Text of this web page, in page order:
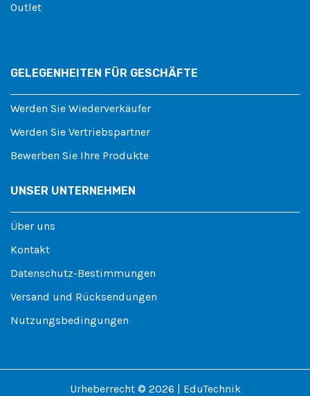
Outlet
GELEGENHEITEN FÜR GESCHÄFTE
Werden Sie Wiederverkäufer
Werden Sie Vertriebspartner
Bewerben Sie Ihre Produkte
UNSER UNTERNEHMEN
Über uns
Kontakt
Datenschutz-Bestimmungen
Versand und Rücksendungen
Nutzungsbedingungen
Urheberrecht © 2026 | EduTechnik